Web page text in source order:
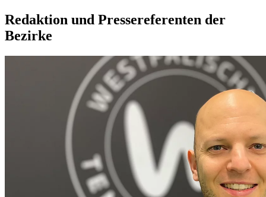
Redaktion und Pressereferenten der
Bezirke